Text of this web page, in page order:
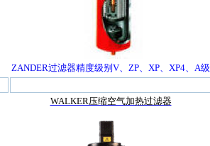
ZANDER过滤器精度级别V、ZP、XP、XP4、A级
WALKER压缩空气加热过滤器